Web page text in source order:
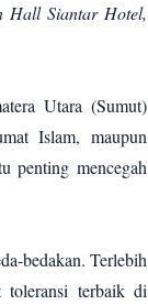
Hall Siantar Hotel,
Utara (Sumut)
Islam, maupun
penting mencegah
bedakan. Terlebih
toleransi terbaik di